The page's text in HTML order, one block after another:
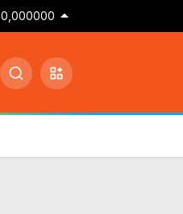
0,000000